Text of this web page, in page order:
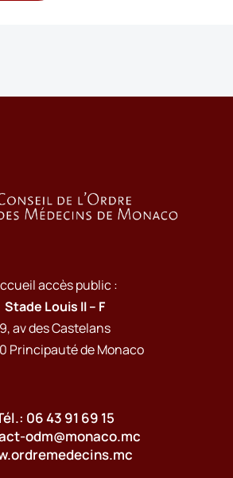
accès public :
Stade Louis II – F
9, av des Castelans
Principauté de Monaco
06 43 91 69 15
odm@monaco.mc